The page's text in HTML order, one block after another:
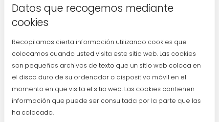
Datos que recogemos mediante
cookies
Recopilamos cierta información utilizando cookies que
colocamos cuando usted visita este sitio web. Las cookies
son pequeños archivos de texto que un sitio web coloca en
el disco duro de su ordenador o dispositivo móvil en el
momento en que visita el sitio web. Las cookies contienen
información que puede ser consultada por la parte que las
ha colocado.